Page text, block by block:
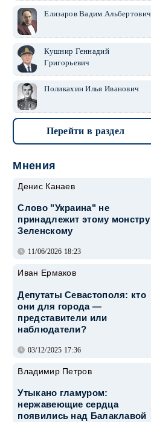
Елизаров Вадим Альбертович
Кушнир Геннадий
Григорьевич
Поликахин Илья Иванович
Перейти в раздел
Мнения
Денис Канаев
Слово "Украина" не
принадлежит этому монстру
Зеленскому
11/06/2026 18:23
Иван Ермаков
Депутаты Севастополя: кто
они для города —
представители или
наблюдатели?
03/12/2025 17:36
Владимир Петров
Утыкано гламуром:
нержавеющие сердца
появились над Балаклавой